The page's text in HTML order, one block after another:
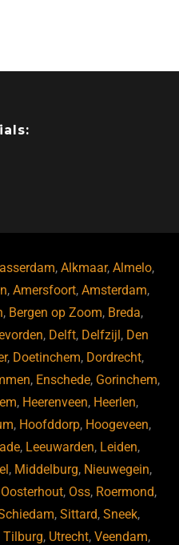
,Alkmaar,Almelo,
,Amersfoort,Amsterdam,
, Bergen op Zoom, Breda,
, Delft, Delfzijl , Den
, Doetinchem, Dordrecht,
, Enschede, Gorinchem,
, Heerenveen, Heerlen,
, Hoofddorp, Hoogeveen,
, Leeuwarden, Leiden,
, Middelburg, Nieuwegein,
Oosterhout, Oss, Roermond,
, Sittard, Sneek,
Tilburg, Utrecht,Veendam,